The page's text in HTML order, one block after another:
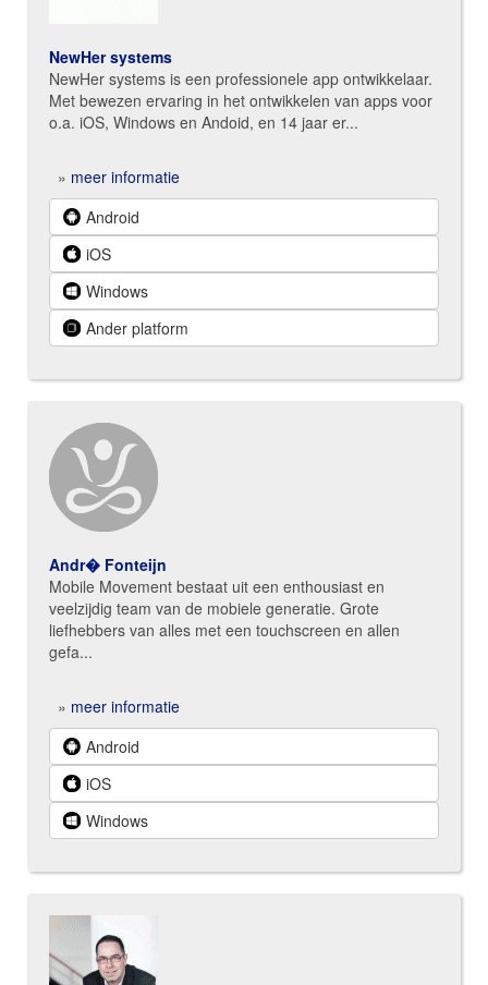
NewHer systems
NewHer systems is een professionele app ontwikkelaar.
Met bewezen ervaring in het ontwikkelen van apps voor
o.a. iOS, Windows en Andoid, en 14 jaar er...
» meer informatie
Android
iOS
Windows
Ander platform
Andr� Fonteijn
Mobile Movement bestaat uit een enthousiast en
veelzijdig team van de mobiele generatie. Grote
liefhebbers van alles met een touchscreen en allen
gefa...
» meer informatie
Android
iOS
Windows